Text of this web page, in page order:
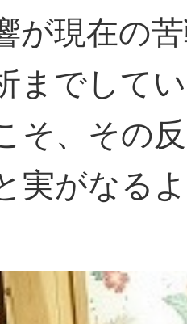
が現在の
までして
そ、その
実がなる